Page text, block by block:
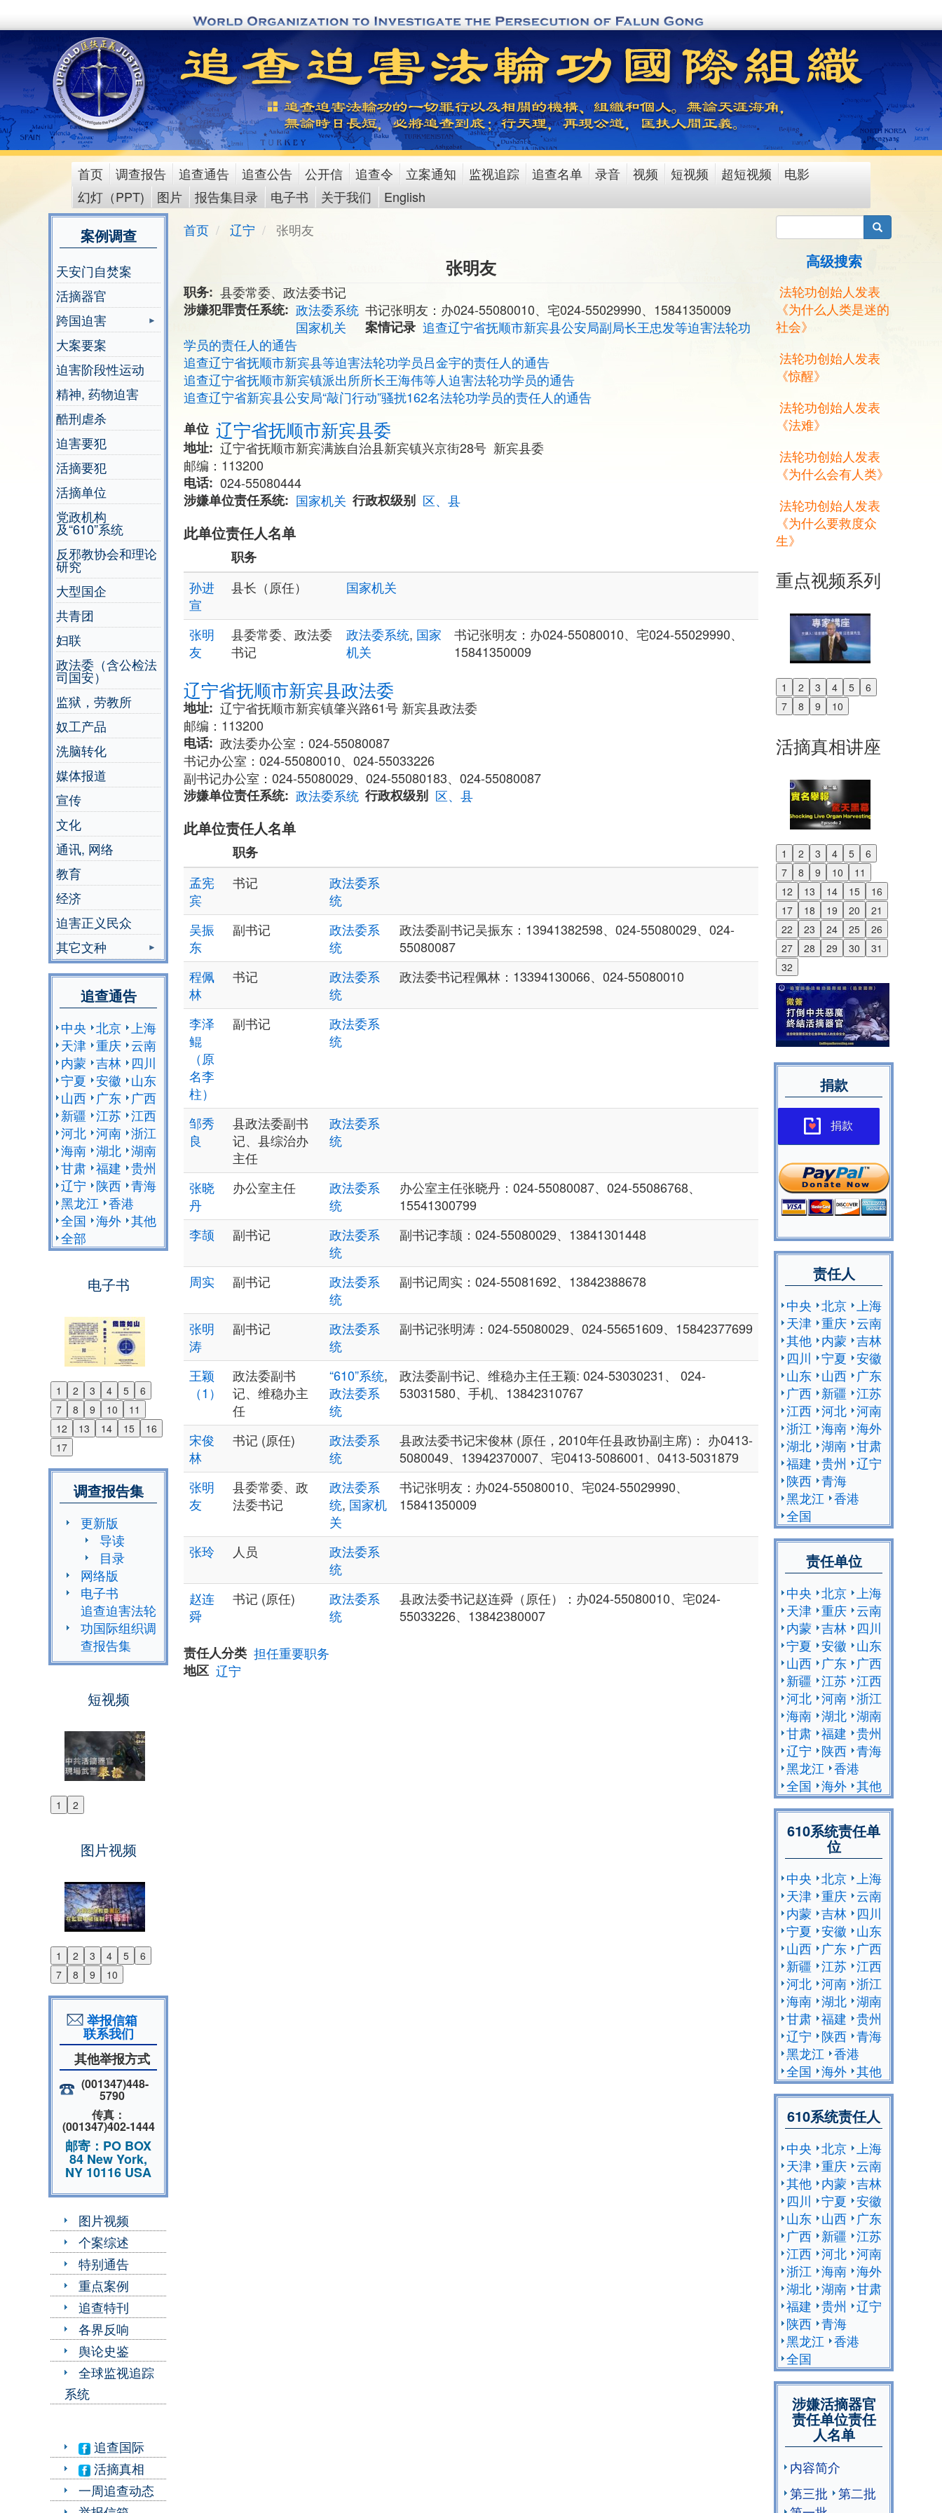
to
content
main
menu
首页 调查报告 追查通告 追查公告 公开信 追查令 立案通知 监视追踪 追查名单 录音 视频 短视频 超短视频
电影
幻灯（PPT)
图片 报告集目录 电子书 关于我们 English
案例调查
天安门自焚案
活摘器官
跨国迫害
大案要案
迫害阶段性运动
精神, 药物迫害
酷刑虐杀
迫害要犯
活摘要犯
活摘单位
党政机构
及“610”系统
反邪教协会和理论
研究
大型国企
共青团
妇联
政法委（含公检法
司国安）
监狱，劳教所
奴工产品
洗脑转化
媒体报道
宣传
文化
通讯, 网络
教育
经济
迫害正义民众
其它文种
追查通告
中央 北京 上海
天津 重庆 云南
内蒙 吉林
四川
宁夏 安徽
山东
山西
广东
广西
新疆 江苏 江西
河北 河南 浙江
海南 湖北 湖南
甘肃 福建 贵州
辽宁
陕西 青海
黑龙江 香港
全国 海外 其他
全部
电子书
1 2 3 4 5
6
7
8 9 10
11
12
13 14 15
16
17
Previous
Next
调查报告集
更新版
导读
目录
网络版
电子书
追查迫害法轮
功国际组织调
查报告集
短视频
1 2
Previous
图片视频
1 2 3 4 5
6
7
8 9 10
Previous
Next
举报信箱
联系我们
其他举报方式
(001347)448-
5790
传真：
(001347)402-1444
邮寄：PO BOX
84 New York,
NY 10116 USA
图片视频
个案综述
特别通告
重点案例
追查特刊
各界反响
舆论史鉴
全球监视追踪
系统
追查国际
活摘真相
一周追查动态
首页 辽宁 张明友
张明友
职务
县委常委、政法委书记
涉嫌犯罪责任系统
政法委系统
国家机关
书记张明友：办024-55080010、宅024-55029990、15841350009
案情记录 追查辽宁省抚顺市新宾县公安局副局长王忠发等迫害法轮功
学员的责任人的通告
追查辽宁省抚顺市新宾县等迫害法轮功学员吕金宇的责任人的通告
追查辽宁省抚顺市新宾镇派出所所长王海伟等人迫害法轮功学员的通告
追查辽宁省新宾县公安局“敲门行动”骚扰162名法轮功学员的责任人的通告
单位 辽宁省抚顺市新宾县委
地址
​辽宁省抚顺市新宾满族自治县新宾镇兴京街28号 新宾县委
邮编：113200
电话
024-55080444
涉嫌单位责任系统
国家机关 行政权级别 区、县
此单位责任人名单
职务
孙进
宣
县长（原任） 国家机关
张明
友
县委常委、政法委
书记
政法委系统, 国家
机关
书记张明友：办024-55080010、宅024-55029990、
15841350009
辽宁省抚顺市新宾县政法委
地址
​辽宁省抚顺市新宾镇肇兴路61号 新宾县政法委
邮编：113200
电话
政法委办公室：024-55080087
书记办公室：024-55080010、024-55033226
副书记办公室：024-55080029、024-55080183、024-55080087
涉嫌单位责任系统
政法委系统 行政权级别 区、县
此单位责任人名单
职务
孟宪
宾
书记
政法委系
统
吴振
东
副书记
政法委系
统
政法委副书记吴振东：13941382598、024-55080029、024-
55080087
程佩
林
书记
政法委系
统
政法委书记程佩林：13394130066、024-55080010
李泽
鲲
（原
名李
柱）
副书记
政法委系
统
邹秀
良
县政法委副书
记、县综治办
主任
政法委系
统
张晓
丹
办公室主任
政法委系
统
办公室主任张晓丹：024-55080087、024-55086768、
15541300799
李颉
副书记
政法委系
统
副书记李颉：024-55080029、13841301448
周实 副书记
政法委系
统
副书记周实：024-55081692、13842388678
张明
涛
副书记
政法委系
统
副书记张明涛：024-55080029、024-55651609、15842377699
王颖
（1）
政法委副书
记、维稳办主
任
“610”系统,
政法委系
统
政法委副书记、维稳办主任王颖: 024-53030231、 024-
53031580、手机、13842310767
宋俊
林
书记 (原任)
政法委系
统
县政法委书记宋俊林 (原任，2010年任县政协副主席)： 办0413-
5080049、13942370007、宅0413-5086001、0413-5031879
张明
友
县委常委、政
法委书记
政法委系
统, 国家机
关
书记张明友：办024-55080010、宅024-55029990、
15841350009
张玲 人员
政法委系
统
赵连
舜
书记 (原任)
政法委系
统
县政法委书记赵连舜（原任）：办024-55080010、宅024-
55033226、13842380007
责任人分类 担任重要职务
地区 辽宁
搜索
高级搜索
法轮功创始人发表
《为什么人类是迷的
社会》
法轮功创始人发表
《惊醒》
法轮功创始人发表
《法难》
法轮功创始人发表
《为什么会有人类》
法轮功创始人发表
《为什么要救度众
生》
重点视频系列
1 2 3 4 5
6
7
8 9 10
Previous
Next
活摘真相讲座
1 2 3 4 5
6
7
8 9 10
11
12
13 14 15
16
17
18 19 20
21
22
23 24 25
26
27
28 29 30
31
32
Previous
Next
捐款
捐款
责任人
中央 北京
上海
天津 重庆 云南
其他 内蒙 吉林
四川
宁夏 安徽
山东 山西
广东
广西 新疆 江苏
江西 河北 河南
浙江 海南 海外
湖北 湖南 甘肃
福建 贵州
辽宁
陕西 青海
黑龙江 香港
全国
责任单位
中央 北京
上海
天津 重庆 云南
内蒙 吉林
四川
宁夏 安徽
山东
山西
广东
广西
新疆 江苏 江西
河北 河南 浙江
海南 湖北 湖南
甘肃 福建 贵州
辽宁
陕西 青海
黑龙江 香港
全国 海外 其他
610系统责任单
位
中央 北京
上海
天津 重庆 云南
内蒙 吉林
四川
宁夏 安徽
山东
山西
广东
广西
新疆 江苏 江西
河北 河南 浙江
海南 湖北 湖南
甘肃 福建 贵州
辽宁
陕西 青海
黑龙江 香港
全国 海外 其他
610系统责任人
中央 北京
上海
天津 重庆 云南
其他 内蒙 吉林
四川
宁夏 安徽
山东 山西
广东
广西 新疆 江苏
江西 河北 河南
浙江 海南 海外
湖北 湖南 甘肃
福建 贵州
辽宁
陕西 青海
黑龙江 香港
全国
涉嫌活摘器官
责任单位责任
人名单
内容简介
第三批
第二批